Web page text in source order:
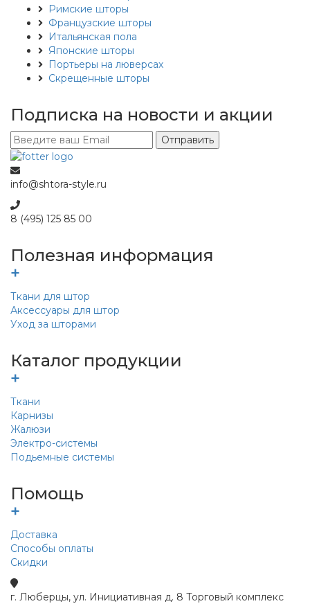
Римские шторы
Французские шторы
Итальянская пола
Японские шторы
Портьеры на люверсах
Скрещенные шторы
Подписка​ на новости и акции
Отправить
info@shtora-style.ru
8 (495) 125 85 00
Полезная информация
+
Ткани для штор
Аксессуары для штор
Уход за шторами
Каталог продукции
+
Ткани
Карнизы
Жалюзи
Электро-системы
Подьемные системы
Помощь
+
Доставка
Способы оплаты
Скидки
г. Люберцы, ул. Инициативная д. 8 Торговый комплекс